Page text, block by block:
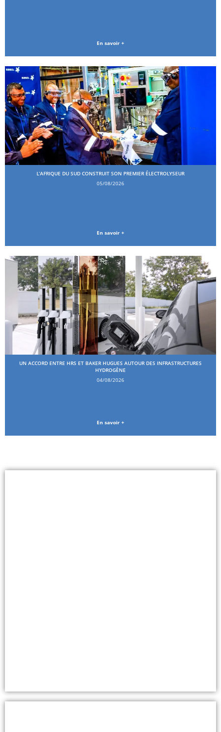
En savoir +
L’AFRIQUE DU SUD CONSTRUIT SON PREMIER ÉLECTROLYSEUR
05/08/2026
En savoir +
UN ACCORD ENTRE HRS ET BAKER HUGUES AUTOUR DES INFRASTRUCTURES
HYDROGÈNE
04/08/2026
En savoir +